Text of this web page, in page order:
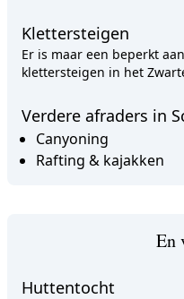
Klettersteigen
Er is maar een beperkt
klettersteigen in het
Verdere afraders in
Canyoning
Rafting & kajakken
En
Huttentocht